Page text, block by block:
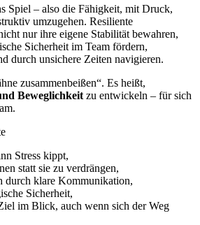
Spiel – also die Fähigkeit, mit Druck,
umzugehen. Resiliente
nur ihre eigene Stabilität bewahren,
Sicherheit im Team fördern,
durch unsichere Zeiten navigieren.
zusammenbeißen“. Es heißt,
Beweglichkeit zu entwickeln – für sich
Stress kippt,
statt sie zu verdrängen,
durch klare Kommunikation,
Sicherheit,
im Blick, auch wenn sich der Weg